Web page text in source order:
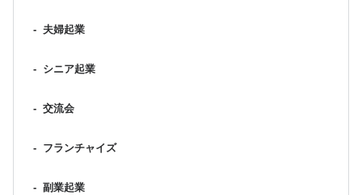
- 夫婦起業
- シニア起業
- 交流会
- フランチャイズ
- 副業起業